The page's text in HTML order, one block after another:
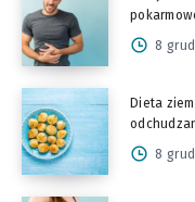
8
Dieta
8